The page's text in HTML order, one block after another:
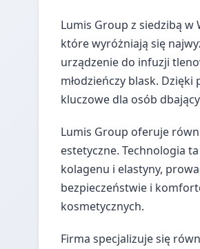
Lumis Group z siedzibą
które wyróżniają się
urządzenie do infuzji
młodzieńczy blask.
kluczowe dla osób
Lumis Group oferuje
estetyczne. Technologia
kolagenu i elastyny,
bezpieczeństwie i
kosmetycznych.
Firma specjalizuje się